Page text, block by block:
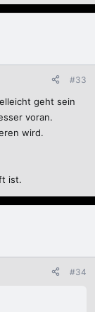
#33
geht sein
voran.
wird.
ist.
#34